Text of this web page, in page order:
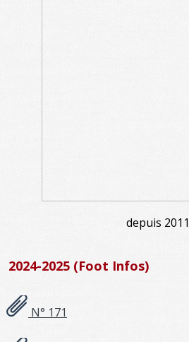
depuis 2011
2024-2025 (Foot Infos)
N° 171